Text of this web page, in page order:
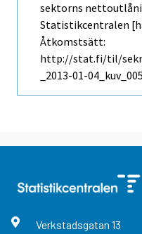
sektorns
Statistikcentralen
Åtkomstsätt:
http://stat.fi/til/
_2013-01-
Verkstadsgatan 13